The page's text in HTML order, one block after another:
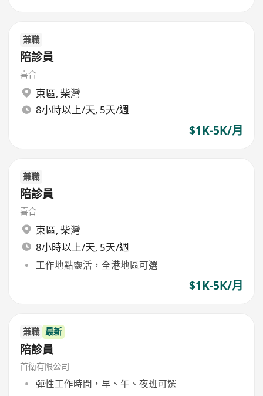
兼職
陪診員
喜合
東區, 柴灣
8小時以上/天, 5天/週
$1K-5K/月
兼職
陪診員
喜合
東區, 柴灣
8小時以上/天, 5天/週
工作地點靈活，全港地區可選
$1K-5K/月
兼職 最新
陪診員
首衛有限公司
彈性工作時間，早、午、夜班可選